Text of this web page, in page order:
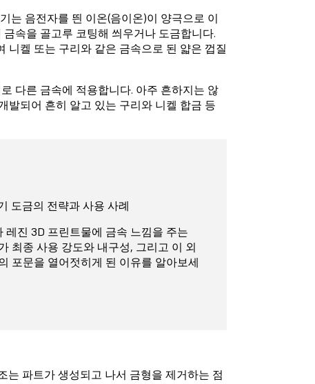
는 음전자를 띈 이온(음이온)이 양극으로 이
속을 골고루 코팅해 씌우거나 도금합니다.
니켈 또는 구리와 같은 금속으로 된 얇은 껍질
다른 금속에 적용합니다. 아주 흔하지는 않
발되어 흔히 알고 있는 구리와 니켈 합금 등
도금의 전략과 사용 사례
레진 3D 프린트물에 금속 느낌을 주는
최종 사용 강도와 내구성, 그리고 이 외
포문을 열어젓히게 된 이유를 알아보세
는 파트가 생성되고 나서 금형을 제거하는 점